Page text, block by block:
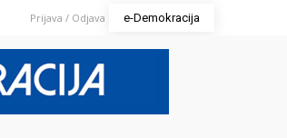
Prijava / Odjava e-Demokracija